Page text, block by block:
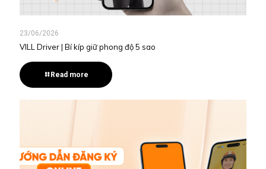
23/06/2026
VILL Driver | Bí kíp giữ phong độ 5 sao
Read more